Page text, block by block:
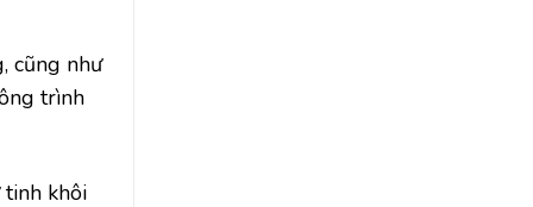
cũng như
trình
tinh khôi